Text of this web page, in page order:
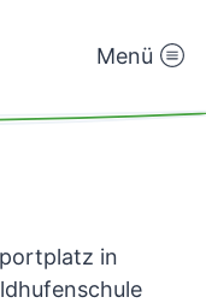
Menü
in